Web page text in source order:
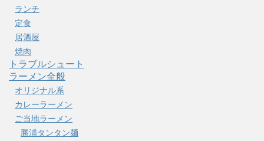
ランチ
定食
居酒屋
焼肉
トラブルシュート
ラーメン全般
オリジナル系
カレーラーメン
ご当地ラーメン
勝浦タンタン麺